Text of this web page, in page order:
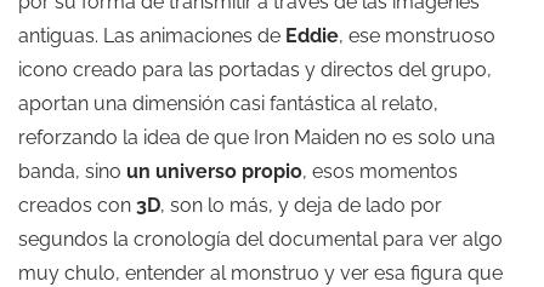
antiguas. Las animaciones de Eddie, ese monstruoso
icono creado para las portadas y directos del grupo,
aportan una dimensión casi fantástica al relato,
reforzando la idea de que Iron Maiden no es solo una
banda, sino un universo propio, esos momentos
creados con 3D, son lo más, y deja de lado por
segundos la cronología del documental para ver algo
muy chulo, entender al monstruo y ver esa figura que